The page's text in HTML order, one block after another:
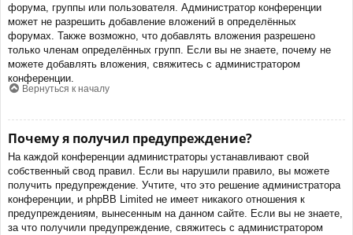
форума, группы или пользователя. Администратор конференции
может не разрешить добавление вложений в определённых
форумах. Также возможно, что добавлять вложения разрешено
только членам определённых групп. Если вы не знаете, почему не
можете добавлять вложения, свяжитесь с администратором
конференции.
Вернуться к началу
Почему я получил предупреждение?
На каждой конференции администраторы устанавливают свой
собственный свод правил. Если вы нарушили правило, вы можете
получить предупреждение. Учтите, что это решение администратора
конференции, и phpBB Limited не имеет никакого отношения к
предупреждениям, вынесенным на данном сайте. Если вы не знаете,
за что получили предупреждение, свяжитесь с администратором